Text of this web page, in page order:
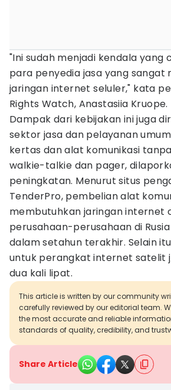
"Ini sudah menjadi kendala yang
para penyedia jasa yang sangat
jaringan internet seluler," kata
Rights Watch, Anastasiia Kruope.
Dampak dari kebijakan ini juga
sektor jasa dan pelayanan
kertas dan alat komunikasi
walkie-talkie dan pager,
peningkatan. Menurut situs
TenderPro, pembelian alat
membutuhkan jaringan internet
perusahaan-perusahaan di
dalam setahun terakhir. Selain
untuk perangkat internet satelit
dua kali lipat.
This article is written by our community
carefully reviewed by our editorial team.
the most accurate and reliable
standards of quality, credibility, and
Share Article